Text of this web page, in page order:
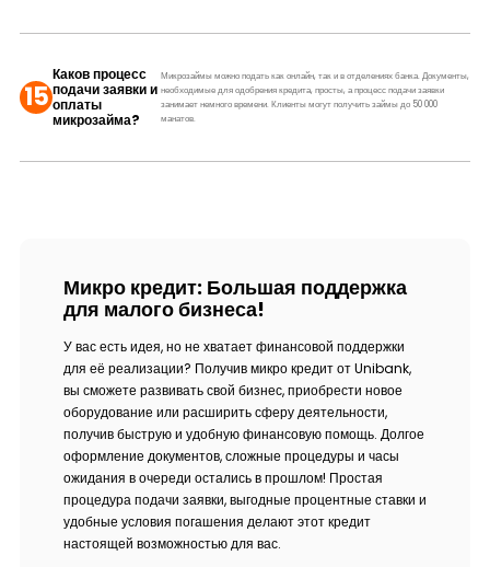
15
Каков процесс
подачи заявки и
оплаты
микрозайма?
Микрозаймы можно подать как онлайн, так и в отделениях банка. Документы,
необходимые для одобрения кредита, просты, а процесс подачи заявки
занимает немного времени. Клиенты могут получить займы до 50 000
манатов.
Микро кредит: Большая поддержка
для малого бизнеса!
У вас есть идея, но не хватает финансовой поддержки
для её реализации? Получив микро кредит от Unibank,
вы сможете развивать свой бизнес, приобрести новое
оборудование или расширить сферу деятельности,
получив быструю и удобную финансовую помощь. Долгое
оформление документов, сложные процедуры и часы
ожидания в очереди остались в прошлом! Простая
процедура подачи заявки, выгодные процентные ставки и
удобные условия погашения делают этот кредит
настоящей возможностью для вас.